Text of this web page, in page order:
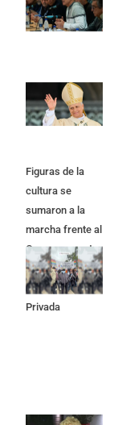
Figuras de la
cultura se
sumaron a la
marcha frente al
Congreso contra
la Ley de
Propiedad
Privada